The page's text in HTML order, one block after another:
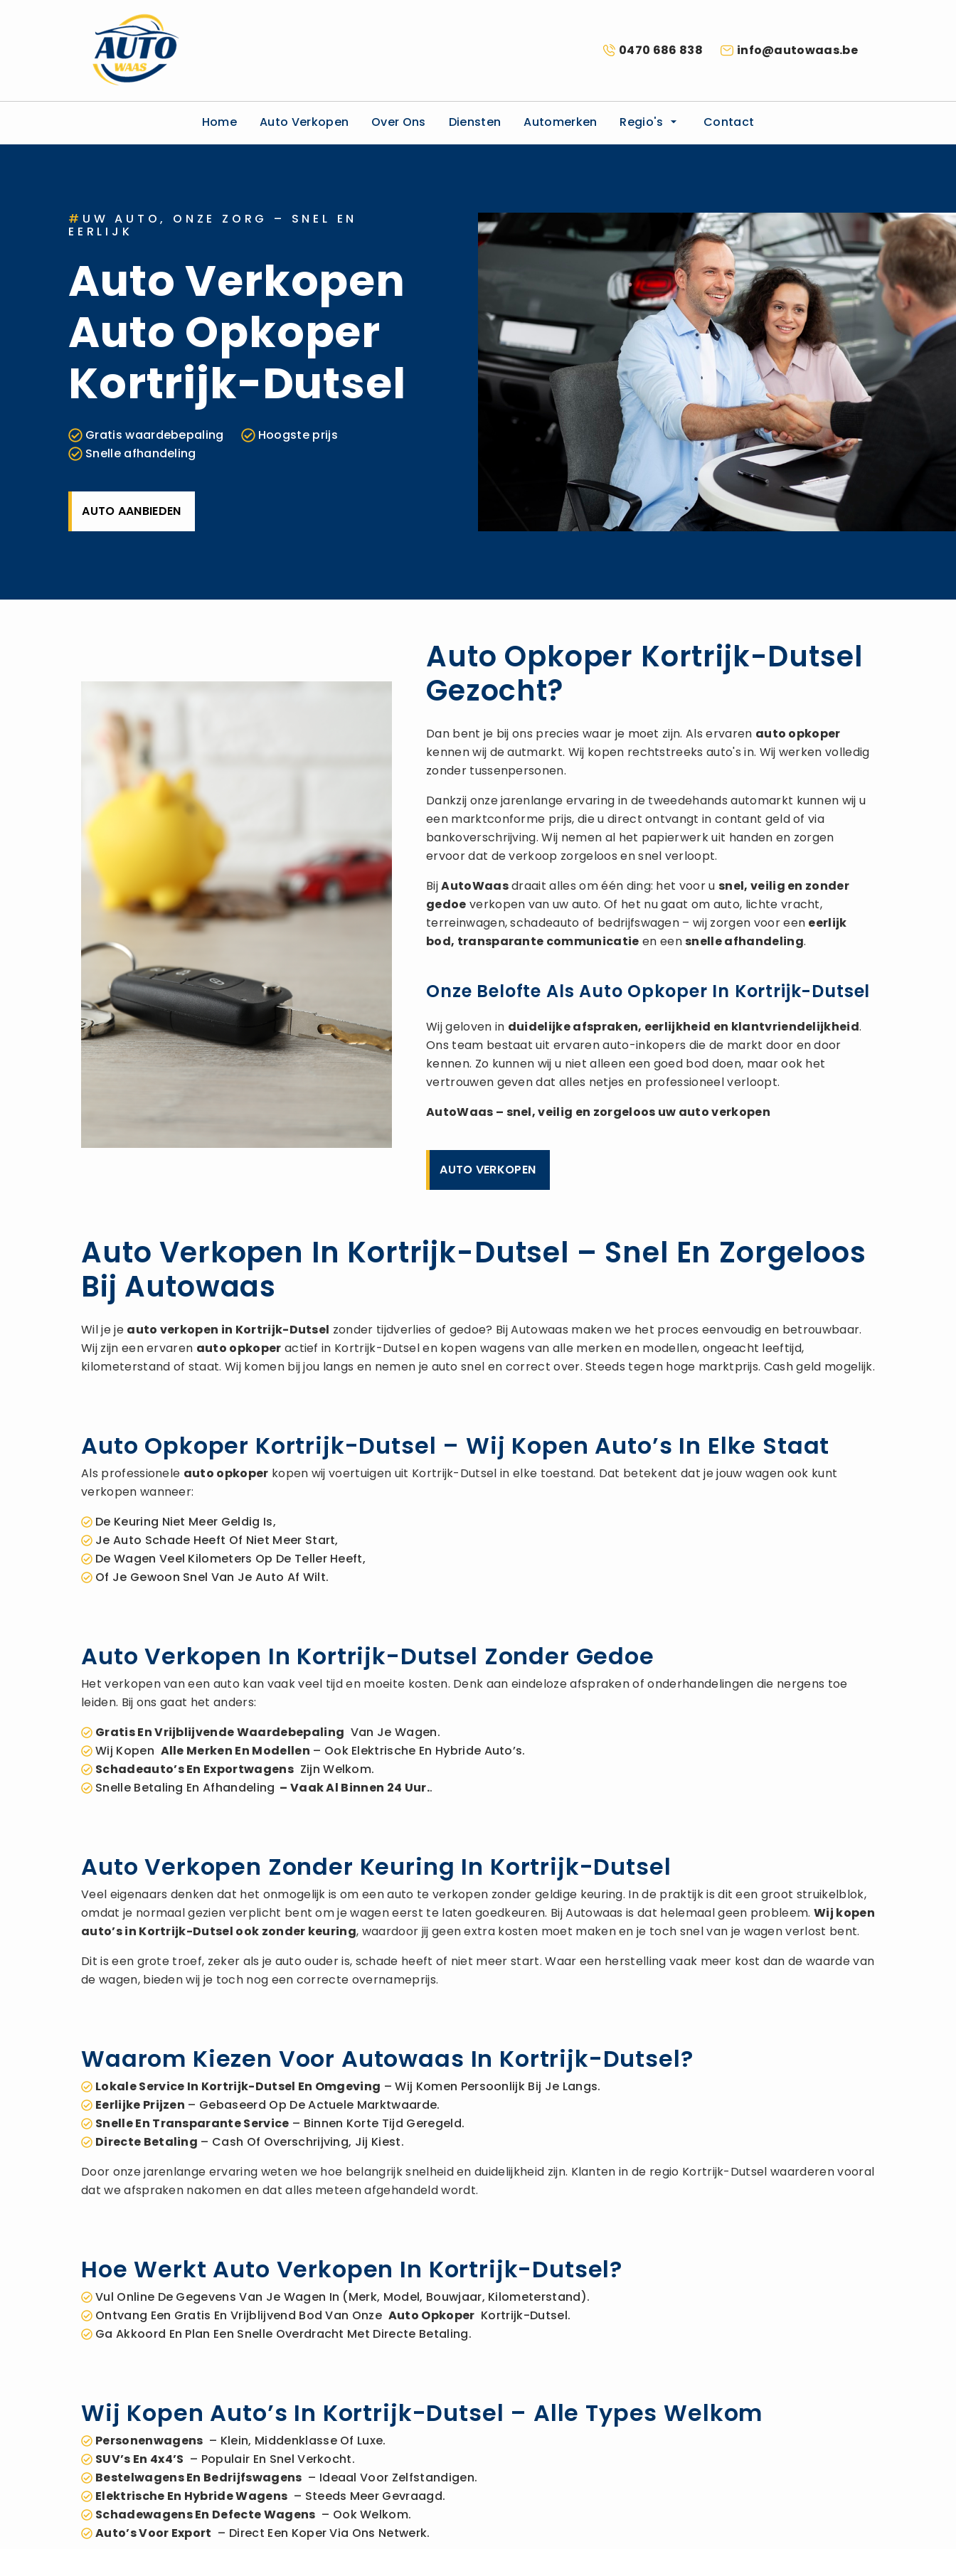
0470 686 838 info@autowaas.be
Home Auto Verkopen Over Ons Diensten Automerken Regio's Contact
# UW AUTO, ONZE ZORG – SNEL EN
EERLIJK
Auto Verkopen
Auto Opkoper
Kortrijk-Dutsel
Gratis waardebepaling
Hoogste prijs
Snelle afhandeling
AUTO AANBIEDEN
Auto Opkoper Kortrijk-Dutsel
Gezocht?
Dan bent je bij ons precies waar je moet zijn. Als ervaren auto opkoper
kennen wij de autmarkt. Wij kopen rechtstreeks auto's in. Wij werken volledig
zonder tussenpersonen.
Dankzij onze jarenlange ervaring in de tweedehands automarkt kunnen wij u
een marktconforme prijs, die u direct ontvangt in contant geld of via
bankoverschrijving. Wij nemen al het papierwerk uit handen en zorgen
ervoor dat de verkoop zorgeloos en snel verloopt.
BijAutoWaasdraait alles om één ding: het voor usnel, veilig en zonder
gedoe verkopen van uw auto. Of het nu gaat om auto, lichte vracht,
terreinwagen, schadeauto of bedrijfswagen – wij zorgen voor een eerlijk
bod, transparante communicatie en eensnelle afhandeling.
Onze Belofte Als Auto Opkoper In Kortrijk-Dutsel
Wij geloven in duidelijke afspraken, eerlijkheid en klantvriendelijkheid.
Ons team bestaat uit ervaren auto-inkopers die de markt door en door
kennen. Zo kunnen wij u niet alleen een goed bod doen, maar ook het
vertrouwen geven dat alles netjes en professioneel verloopt.
AutoWaas – snel, veilig en zorgeloos uw auto verkopen
AUTO VERKOPEN
Auto Verkopen In Kortrijk-Dutsel – Snel En Zorgeloos
Bij Autowaas
Wil je je auto verkopen in Kortrijk-Dutsel zonder tijdverlies of gedoe? Bij Autowaas maken we het proces eenvoudig en betrouwbaar.
Wij zijn een ervaren auto opkoper actief in Kortrijk-Dutsel en kopen wagens van alle merken en modellen, ongeacht leeftijd,
kilometerstand of staat. Wij komen bij jou langs en nemen je auto snel en correct over. Steeds tegen hoge marktprijs. Cash geld mogelijk.
Auto Opkoper Kortrijk-Dutsel – Wij Kopen Auto’s In Elke Staat
Als professionele auto opkoper kopen wij voertuigen uit Kortrijk-Dutsel in elke toestand. Dat betekent dat je jouw wagen ook kunt
verkopen wanneer:
De Keuring Niet Meer Geldig Is,
Je Auto Schade Heeft Of Niet Meer Start,
De Wagen Veel Kilometers Op De Teller Heeft,
Of Je Gewoon Snel Van Je Auto Af Wilt.
Auto Verkopen In Kortrijk-Dutsel Zonder Gedoe
Het verkopen van een auto kan vaak veel tijd en moeite kosten. Denk aan eindeloze afspraken of onderhandelingen die nergens toe
leiden. Bij ons gaat het anders:
Gratis En Vrijblijvende Waardebepaling Van Je Wagen.
Wij Kopen Alle Merken En Modellen – Ook Elektrische En Hybride Auto’s.
Schadeauto’s En ExportwagensZijn Welkom.
Snelle Betaling En Afhandeling – Vaak Al Binnen 24 Uur..
Auto Verkopen Zonder Keuring In Kortrijk-Dutsel
Veel eigenaars denken dat het onmogelijk is om een auto te verkopen zonder geldige keuring. In de praktijk is dit een groot struikelblok,
omdat je normaal gezien verplicht bent om je wagen eerst te laten goedkeuren. Bij Autowaas is dat helemaal geen probleem.Wij kopen
auto’s in Kortrijk-Dutsel ook zonder keuring, waardoor jij geen extra kosten moet maken en je toch snel van je wagen verlost bent.
Dit is een grote troef, zeker als je auto ouder is, schade heeft of niet meer start. Waar een herstelling vaak meer kost dan de waarde van
de wagen, bieden wij je toch nog een correcte overnameprijs.
Waarom Kiezen Voor Autowaas In Kortrijk-Dutsel?
Lokale Service In Kortrijk-Dutsel En Omgeving – Wij Komen Persoonlijk Bij Je Langs.
Eerlijke Prijzen – Gebaseerd Op De Actuele Marktwaarde.
Snelle En Transparante Service – Binnen Korte Tijd Geregeld.
Directe Betaling – Cash Of Overschrijving, Jij Kiest.
Door onze jarenlange ervaring weten we hoe belangrijk snelheid en duidelijkheid zijn. Klanten in de regio Kortrijk-Dutsel waarderen vooral
dat we afspraken nakomen en dat alles meteen afgehandeld wordt.
Hoe Werkt Auto Verkopen In Kortrijk-Dutsel?
Vul Online De Gegevens Van Je Wagen In (merk, Model, Bouwjaar, Kilometerstand).
Ontvang Een Gratis En Vrijblijvend Bod Van Onze Auto Opkoper Kortrijk-Dutsel.
Ga Akkoord En Plan Een Snelle Overdracht Met Directe Betaling.
Wij Kopen Auto’s In Kortrijk-Dutsel – Alle Types Welkom
Personenwagens – Klein, Middenklasse Of Luxe.
SUV’s En 4x4’s – Populair En Snel Verkocht.
Bestelwagens En Bedrijfswagens – Ideaal Voor Zelfstandigen.
Elektrische En Hybride Wagens – Steeds Meer Gevraagd.
Schadewagens En Defecte Wagens – Ook Welkom.
Auto’s Voor Export – Direct Een Koper Via Ons Netwerk.